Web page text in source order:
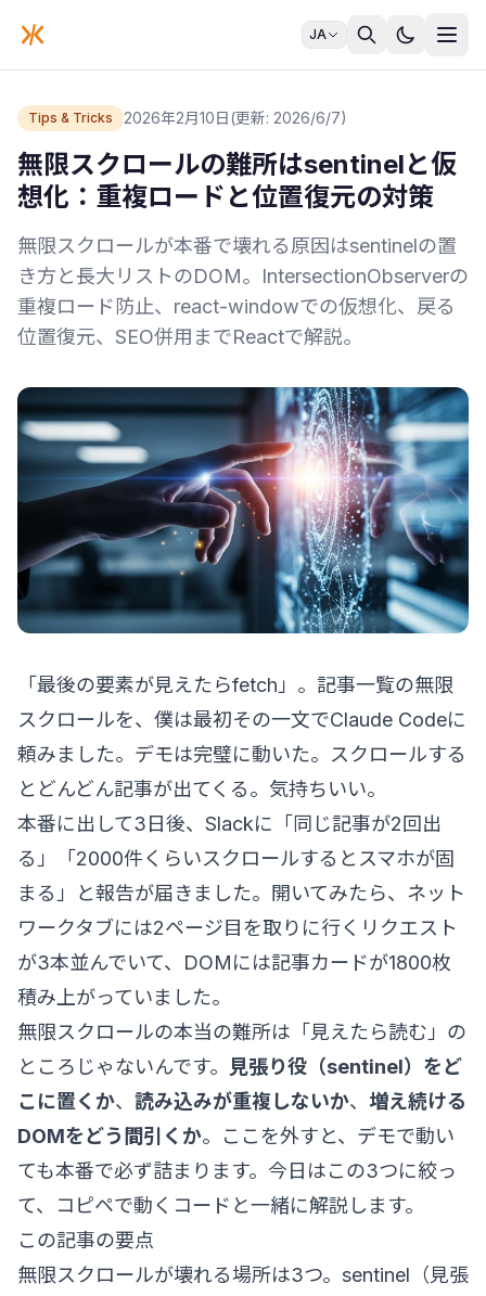
JA
Tips & Tricks 2026年2月10日(更新: 2026/6/7)
無限スクロールの難所はsentinelと仮
想化：重複ロードと位置復元の対策
無限スクロールが本番で壊れる原因はsentinelの置
き方と長大リストのDOM。IntersectionObserverの
重複ロード防止、react-windowでの仮想化、戻る
位置復元、SEO併用までReactで解説。
「最後の要素が見えたらfetch」。記事一覧の無限
スクロールを、僕は最初その一文でClaude Codeに
頼みました。デモは完璧に動いた。スクロールする
とどんどん記事が出てくる。気持ちいい。
本番に出して3日後、Slackに「同じ記事が2回出
る」「2000件くらいスクロールするとスマホが固
まる」と報告が届きました。開いてみたら、ネット
ワークタブには2ページ目を取りに行くリクエスト
が3本並んでいて、DOMには記事カードが1800枚
積み上がっていました。
無限スクロールの本当の難所は「見えたら読む」の
ところじゃないんです。
見張り役（sentinel）をど
こに置くか、 読み込みが重複しないか、 増え続ける
DOMをどう間引くか。ここを外すと、デモで動い
ても本番で必ず詰まります。今日はこの3つに絞っ
て、コピペで動くコードと一緒に解説します。
この記事の要点
無限スクロールが壊れる場所は3つ。sentinel（見張